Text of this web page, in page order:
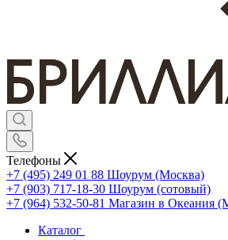
Телефоны
+7 (495) 249 01 88 Шоурум (Москва)
+7 (903) 717-18-30 Шоурум (сотовый)
+7 (964) 532-50-81 Магазин в Океания
Каталог